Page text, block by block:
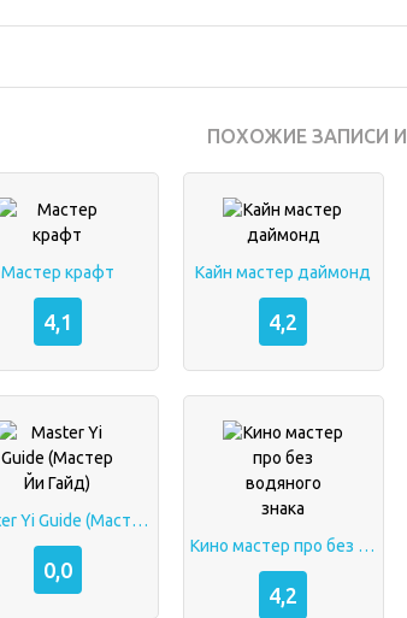
ПОХОЖИЕ ЗАПИСИ
Мастер крафт
4,1
Кайн мастер даймонд
4,2
Master Yi Guide (Мастер Йи Гайд)
0,0
Кино мастер про без водяного знака
4,2